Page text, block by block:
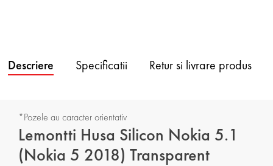
Descriere Specificatii Retur si livrare produs
*Pozele au caracter orientativ
Lemontti Husa Silicon Nokia 5.1
(Nokia 5 2018) Transparent